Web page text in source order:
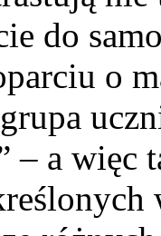
do
o
– a więc